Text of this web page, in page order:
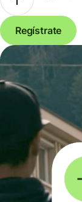
Regístrate